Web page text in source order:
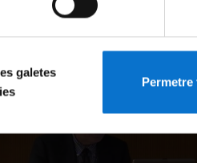
galetes
Permetre
octubre, 2011